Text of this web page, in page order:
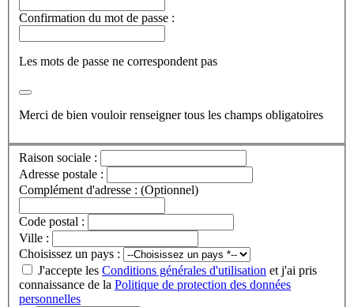
Confirmation du mot de passe :
Les mots de passe ne correspondent pas
Merci de bien vouloir renseigner tous les champs obligatoires
Raison sociale :
Adresse postale :
Complément d'adresse : (Optionnel)
Code postal :
Ville :
Choisissez un pays :
J'accepte les Conditions générales d'utilisation et j'ai pris
connaissance de la Politique de protection des données
personnelles